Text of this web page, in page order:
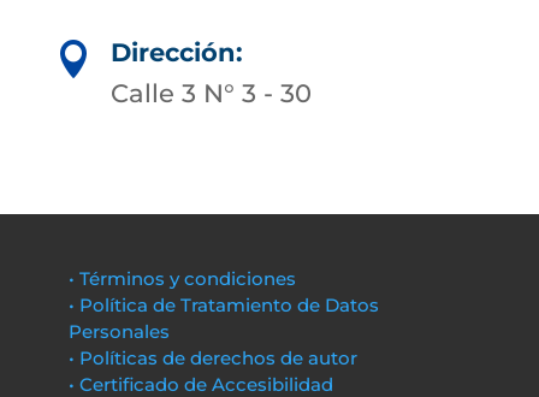

Dirección:
Calle 3 N° 3 - 30
• Términos y condiciones
• Política de Tratamiento de Datos
Personales
• Políticas de derechos de autor
• Certificado de Accesibilidad